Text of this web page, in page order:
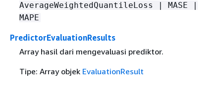
AverageWeightedQuantileLoss | MASE |
MAPE
PredictorEvaluationResults
Array hasil dari mengevaluasi prediktor.
Tipe: Array objek EvaluationResult